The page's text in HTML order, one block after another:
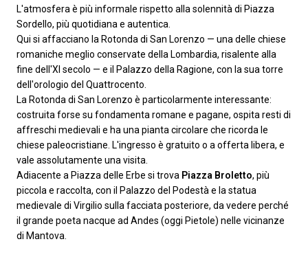
L'atmosfera è più informale rispetto alla solennità di Piazza
Sordello, più quotidiana e autentica.
Qui si affacciano la Rotonda di San Lorenzo — una delle chiese
romaniche meglio conservate della Lombardia, risalente alla
fine dell'XI secolo — e il Palazzo della Ragione, con la sua torre
dell'orologio del Quattrocento.
La Rotonda di San Lorenzo è particolarmente interessante:
costruita forse su fondamenta romane e pagane, ospita resti di
affreschi medievali e ha una pianta circolare che ricorda le
chiese paleocristiane. L'ingresso è gratuito o a offerta libera, e
vale assolutamente una visita.
Adiacente a Piazza delle Erbe si trova Piazza Broletto, più
piccola e raccolta, con il Palazzo del Podestà e la statua
medievale di Virgilio sulla facciata posteriore, da vedere perché
il grande poeta nacque ad Andes (oggi Pietole) nelle vicinanze
di Mantova.